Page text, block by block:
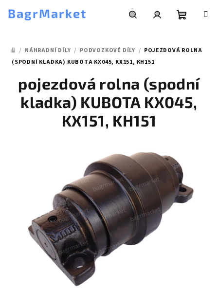
BagrMarket
DOMŮ
/ NÁHRADNÍ DÍLY / PODVOZKOVÉ DÍLY / POJEZDOVÁ ROLNA
(SPODNÍ KLADKA) KUBOTA KX045, KX151, KH151
pojezdová rolna (spodní
kladka) KUBOTA KX045,
KX151, KH151